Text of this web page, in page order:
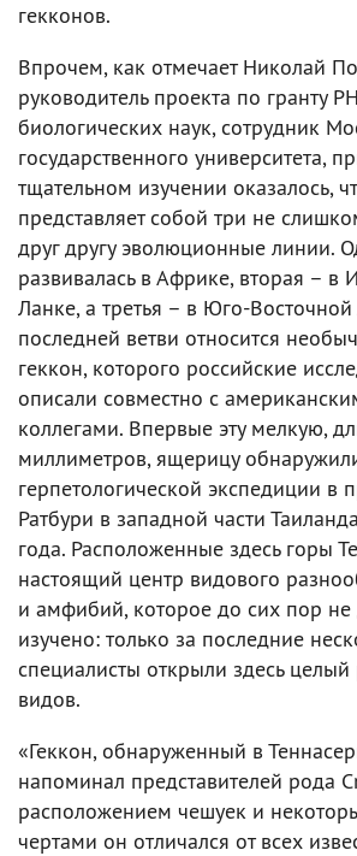
гекконов.
Впрочем, как отмечает Николай
руководитель проекта по гранту
биологических наук, сотрудник
государственного университета,
тщательном изучении оказалось,
представляет собой три не
друг другу эволюционные линии.
развивалась в Африке, вторая –
Ланке, а третья – в Юго-
последней ветви относится
геккон, которого российские
описали совместно с
коллегами. Впервые эту мелкую,
миллиметров, ящерицу
герпетологической экспедиции в
Ратбури в западной части
года. Расположенные здесь горы
настоящий центр видового
и амфибий, которое до сих пор
изучено: только за последние
специалисты открыли здесь
видов.
«Геккон, обнаруженный в
напоминал представителей рода
расположением чешуек и
чертами он отличался от всех